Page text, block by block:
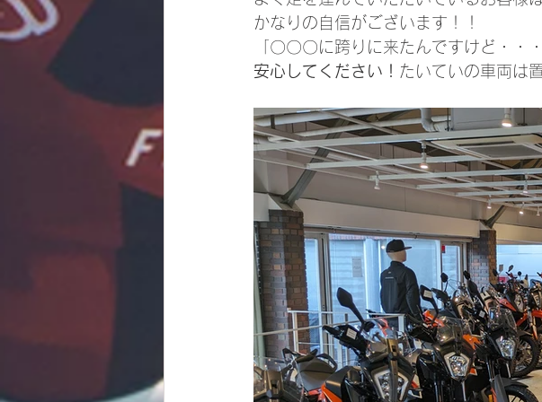
かなりの自信がございます！！
「〇〇〇に跨りに来たんですけど・・・
安心してください！ たいていの車両は